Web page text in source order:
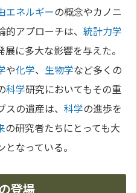
エネルギーの概念やカノニ
的アプローチは、統計力学
展に多大な影響を与えた。
や化学、 生物学など多くの
科学研究においてもその重
スの遺産は、科学の進歩を
の研究者たちにとっても大
なっている。
登場